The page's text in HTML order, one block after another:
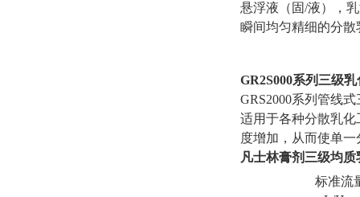
悬浮液（固/液），
瞬间均匀精细的分
GR2S000系列三级
GRS2000系列管线
适用于各种分散乳
度增加，从而使单
凡士林膏剂三级均
标准流